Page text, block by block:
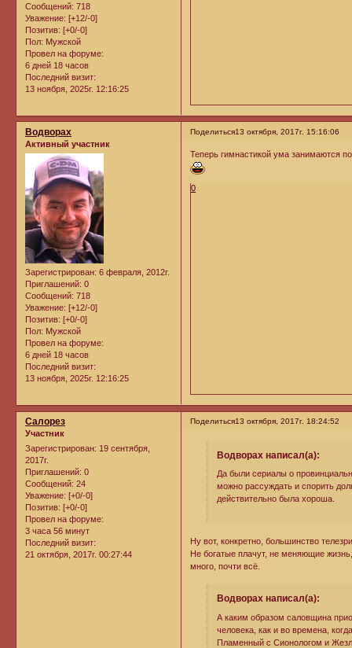
Сообщений: 718
Уважение: [+12/-0]
Позитив: [+0/-0]
Пол: Мужской
Провел на форуме:
6 дней 18 часов
Последний визит:
13 ноября, 2025г. 12:16:25
Поделиться13 октября, 2017г. 15:16:06
Водворах
Активный участник
Зарегистрирован: 6 февраля, 2012г.
Приглашений: 0
Сообщений: 718
Уважение: [+12/-0]
Позитив: [+0/-0]
Пол: Мужской
Провел на форуме:
6 дней 18 часов
Последний визит:
13 ноября, 2025г. 12:16:25
Теперь гимнастикой ума занимаются
0
Поделиться13 октября, 2017г. 18:24:52
Салорез
Участник
Зарегистрирован: 19 сентября,
2017г.
Приглашений: 0
Сообщений: 24
Уважение: [+0/-0]
Позитив: [+0/-0]
Провел на форуме:
3 часа 56 минут
Последний визит:
21 октября, 2017г. 00:27:44
Водворах написал(а):
Да были сериалы о
можно рассуждать и спорить
действительно была хороша.
Ну вот, конкретно, большинство
Не богатые плачут, не меняющие
много, почти всё.
Водворах написал(а):
А каким образом саловщина
человека, как и во времена,
Пламенный с Сионологом и